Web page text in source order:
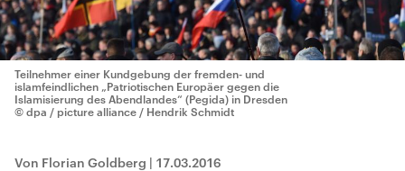
Teilnehmer einer Kundgebung der fremden- und
islamfeindlichen „Patriotischen Europäer gegen die
Islamisierung des Abendlandes“ (Pegida) in Dresden
© dpa / picture alliance / Hendrik Schmidt
Von Florian Goldberg | 17.03.2016